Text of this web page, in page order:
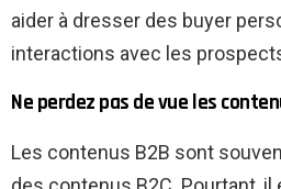
aider à dresser des buyer
interactions avec les
Ne perdez pas de vue les
Les contenus B2B sont